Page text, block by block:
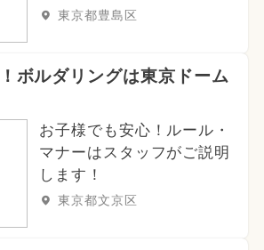
東京都豊島区
ボルダリングは東京ドーム
お子様でも安心！ルール・
マナーはスタッフがご説明
します！
東京都文京区